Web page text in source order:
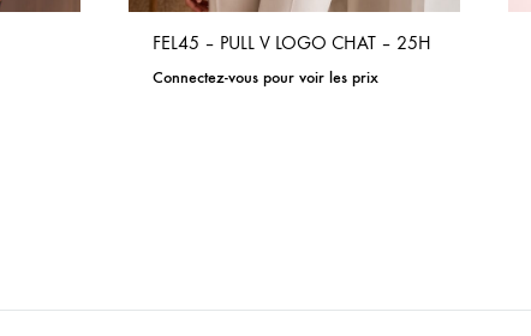
FEL45 – PULL V LOGO CHAT – 25H
Connectez-vous pour voir les prix